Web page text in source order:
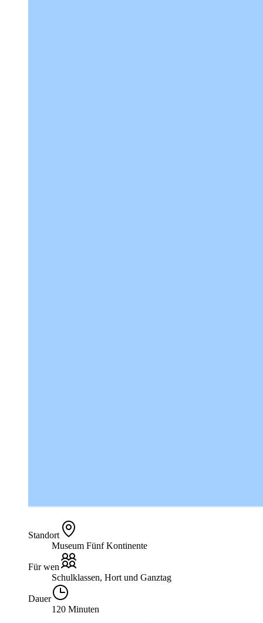
Standort
Museum Fünf Kontinente
Für wen
Schulklassen, Hort und Ganztag
Dauer
120 Minuten